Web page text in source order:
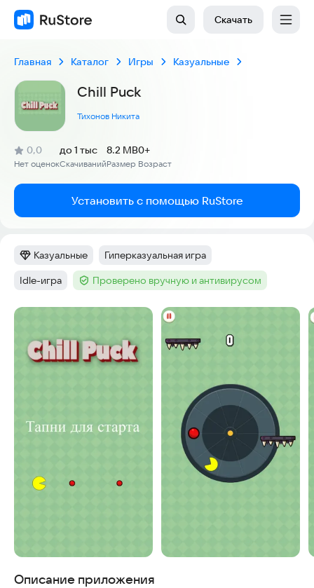
Скачать
Главная Каталог Игры Казуальные
Chill Puck
Тихонов Никита
Рейтинг:
0,0
(
Нет оценок
)
Скачиваний
до 1 тыс
Размер
8.2 MB
Возраст
0+
Установить с помощью RuStore
Категория:
Казуальные Тег:
Гиперказуальная игра
Тег:
Idle-игра Тег :Проверено вручную и антивирусом
Скриншоты
Описание приложения